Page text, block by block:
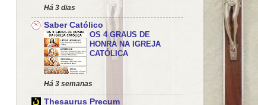
Há 3 dias
Saber Católico
OS 4 GRAUS DE
HONRA NA IGREJA
CATÓLICA
Há 3 semanas
Thesaurus Precum